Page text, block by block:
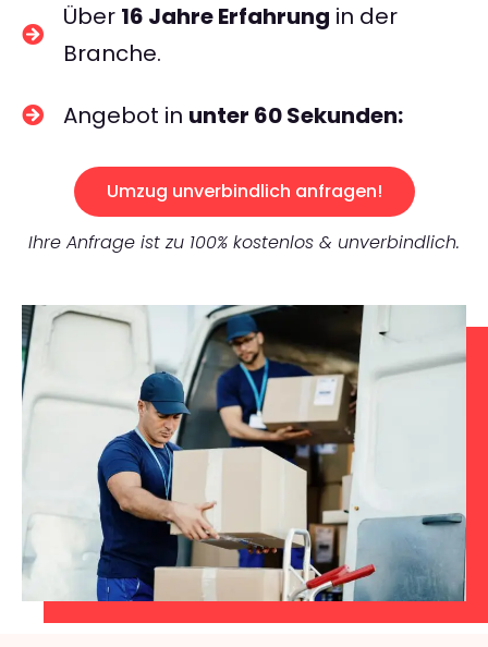
Über 16 Jahre Erfahrung in der
Branche.
Angebot in unter 60 Sekunden:
Umzug unverbindlich anfragen!
Ihre Anfrage ist zu 100% kostenlos & unverbindlich.